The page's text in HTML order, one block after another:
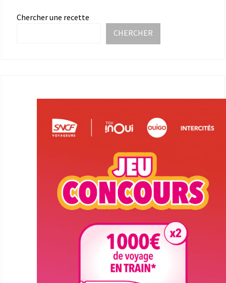
Chercher une recette
CHERCHER